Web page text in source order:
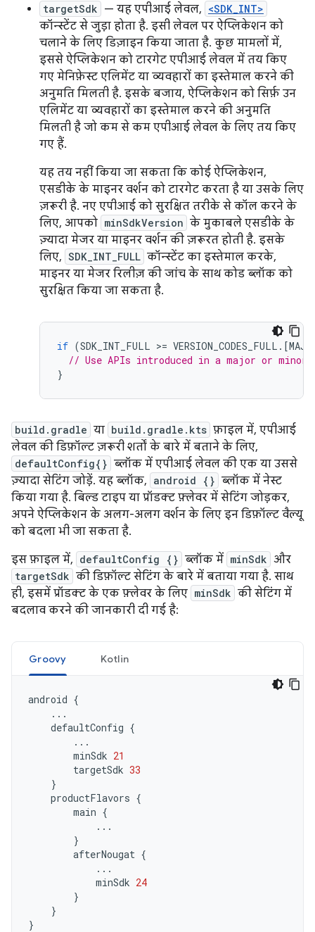
targetSdk — यह एपीआई लेवल, <SDK_INT>
कॉन्स्टेंट से जुड़ा होता है. इसी लेवल पर ऐप्लिकेशन को
चलाने के लिए डिज़ाइन किया जाता है. कुछ मामलों में,
इससे ऐप्लिकेशन को टारगेट एपीआई लेवल में तय किए
गए मेनिफ़ेस्ट एलिमेंट या व्यवहारों का इस्तेमाल करने की
अनुमति मिलती है. इसके बजाय, ऐप्लिकेशन को सिर्फ़ उन
एलिमेंट या व्यवहारों का इस्तेमाल करने की अनुमति
मिलती है जो कम से कम एपीआई लेवल के लिए तय किए
गए हैं.
यह तय नहीं किया जा सकता कि कोई ऐप्लिकेशन,
एसडीके के माइनर वर्शन को टारगेट करता है या उसके लिए
ज़रूरी है. नए एपीआई को सुरक्षित तरीके से कॉल करने के
लिए, आपको minSdkVersion के मुकाबले एसडीके के
ज़्यादा मेजर या माइनर वर्शन की ज़रूरत होती है. इसके
लिए, SDK_INT_FULL कॉन्स्टेंट का इस्तेमाल करके,
माइनर या मेजर रिलीज़ की जांच के साथ कोड ब्लॉक को
सुरक्षित किया जा सकता है.
if (SDK_INT_FULL >= VERSION_CODES_FULL . [
// Use APIs introduced in a major or minor
}
build.gradle या build.gradle.kts फ़ाइल में, एपीआई
लेवल की डिफ़ॉल्ट ज़रूरी शर्तों के बारे में बताने के लिए,
defaultConfig{} ब्लॉक में एपीआई लेवल की एक या उससे
ज़्यादा सेटिंग जोड़ें. यह ब्लॉक, android {} ब्लॉक में नेस्ट
किया गया है. बिल्ड टाइप या प्रॉडक्ट फ़्लेवर में सेटिंग जोड़कर,
अपने ऐप्लिकेशन के अलग-अलग वर्शन के लिए इन डिफ़ॉल्ट वैल्यू
को बदला भी जा सकता है.
इस फ़ाइल में, defaultConfig {} ब्लॉक में minSdk और
targetSdk की डिफ़ॉल्ट सेटिंग के बारे में बताया गया है. साथ
ही, इसमें प्रॉडक्ट के एक फ़्लेवर के लिए minSdk की सेटिंग में
बदलाव करने की जानकारी दी गई है:
Groovy Kotlin
android {
...
defaultConfig {
...
minSdk 21
targetSdk 33
}
productFlavors {
main {
...
}
afterNougat {
...
minSdk 24
}
}
}